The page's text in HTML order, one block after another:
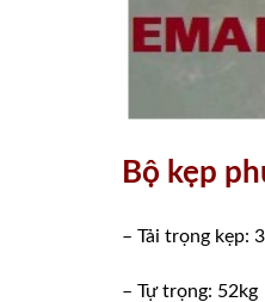
Bộ kẹp
– Tải trọng kẹp:
– Tự trọng: 52kg